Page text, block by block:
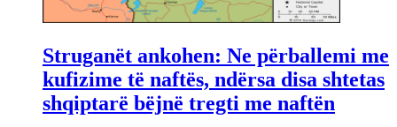
Struganët ankohen: Ne përballemi me
kufizime të naftës, ndërsa disa shtetas
shqiptarë bëjnë tregti me naftën